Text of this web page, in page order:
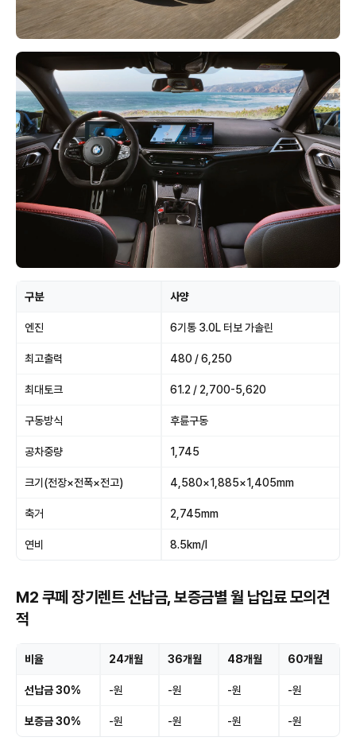
구분 사양
엔진 6기통 3.0L 터보 가솔린
최고출력 480 / 6,250
최대토크 61.2 / 2,700-5,620
구동방식 후륜구동
공차중량 1,745
크기(전장×전폭×전고) 4,580×1,885×1,405mm
축거 2,745mm
연비 8.5km/l
M2 쿠페 장기렌트 선납금, 보증금별 월 납입료 모의견
적
비율 24개월 36개월 48개월 60개월
선납금 30% -원 -원 -원 -원
보증금 30% -원 -원 -원 -원